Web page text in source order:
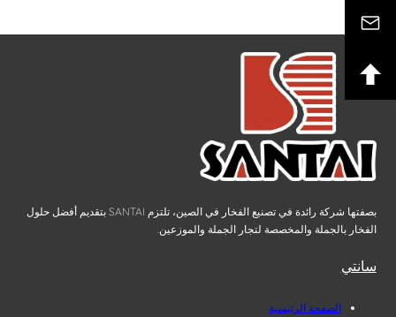
بصفتها شركة رائدة في تصنيع الفخار في الصين، تلتزم SANTAI بتقديم أفضل حلول
الفخار بالجملة والمخصصة لتجار الجملة والموزعين.
سانتي
الصفحة الرئيسية